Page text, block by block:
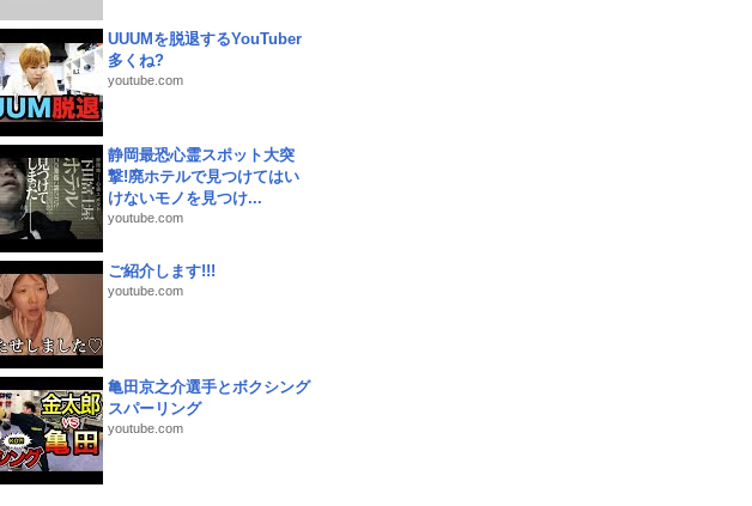
UUUMを脱退するYouTuber
多くね?
youtube.com
静岡最恐心霊スポット大突
撃!廃ホテルで見つけてはい
けないモノを見つけ...
youtube.com
ご紹介します!!!
youtube.com
亀田京之介選手とボクシング
スパーリング
youtube.com